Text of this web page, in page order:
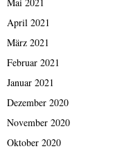
April 2021
März 2021
Februar 2021
Januar 2021
Dezember 2020
November 2020
Oktober 2020